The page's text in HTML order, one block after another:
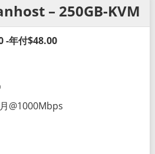
– 250GB-KVM
-年付$48.00
@1000Mbps